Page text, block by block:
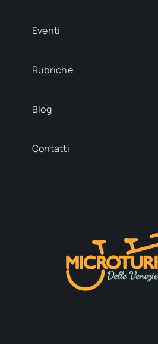
Eventi
Rubriche
Blog
Contatti